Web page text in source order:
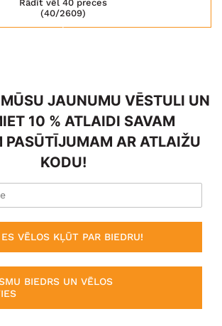
(40/2609)
Rādīt vēl 40 preces
JAUNUMU VĒSTULI UN
10 % ATLAIDI SAVAM
PASŪTĪJUMAM AR ATLAIŽU
KODU!
VĒLOS KĻŪT PAR BIEDRU!
BIEDRS UN VĒLOS